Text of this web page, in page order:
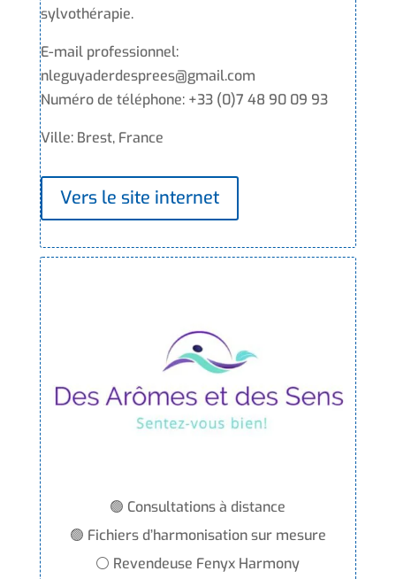
sylvothérapie.
E-mail professionnel:
nleguyaderdesprees@gmail.com
Numéro de téléphone: +33 (0)7 48 90 09 93
Ville: Brest, France
Vers le site internet
🟢 Consultations à distance
🟢 Fichiers d’harmonisation sur mesure
⚪ Revendeuse Fenyx Harmony